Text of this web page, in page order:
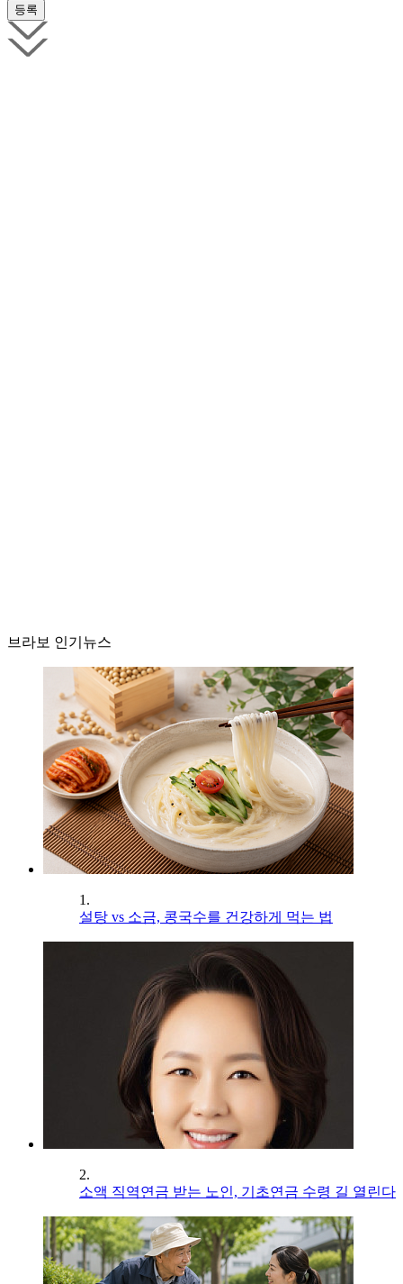
브라보 인기뉴스
1.
설탕 vs 소금, 콩국수를 건강하게 먹는 법
2.
소액 직역연금 받는 노인, 기초연금 수령 길 열린다